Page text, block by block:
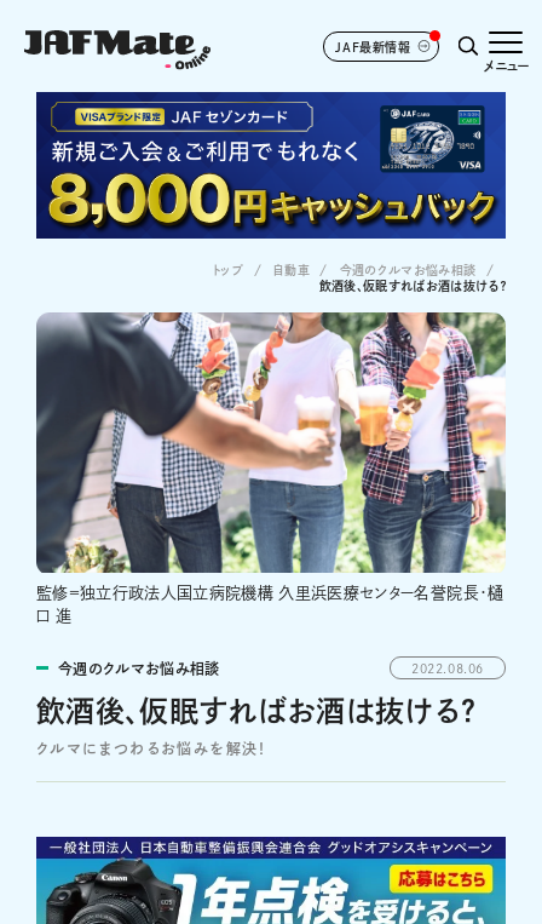
JAF最新情報
メニュー
トップ 自動車
今週のクルマお悩み相談
飲酒後、仮眠すればお酒は抜ける？
監修＝独立行政法人国立病院機構 久里浜医療センター名誉院長・樋
口 進
今週のクルマお悩み相談 2022.08.06
飲酒後、仮眠すればお酒は抜ける？
クルマにまつわるお悩みを解決！